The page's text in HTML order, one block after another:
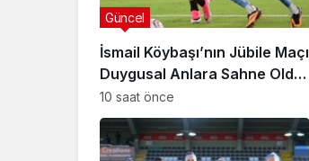
İsmail Köybaşı’nın Jübile Maçı
Duygusal Anlara Sahne Oldu:
Göztepe Trabzonspor’u
Devirdi
Güncel
10 saat önce